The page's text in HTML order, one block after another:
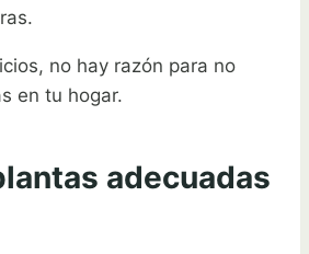
no hay razón para no
en tu hogar.
adecuadas